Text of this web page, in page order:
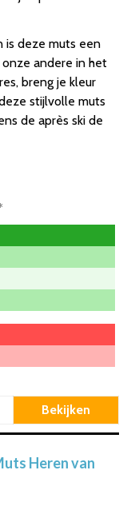
is deze muts een
andere in het
breng je kleur
stijlvolle muts
de après ski de
Bekijken
Heren van